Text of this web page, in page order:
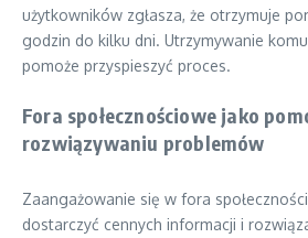
użytkowników zgłasza, że otrzymuje
godzin do kilku dni. Utrzymywanie
pomoże przyspieszyć proces.
Fora społecznościowe jako
rozwiązywaniu problemów
Zaangażowanie się w fora
dostarczyć cennych informacji i